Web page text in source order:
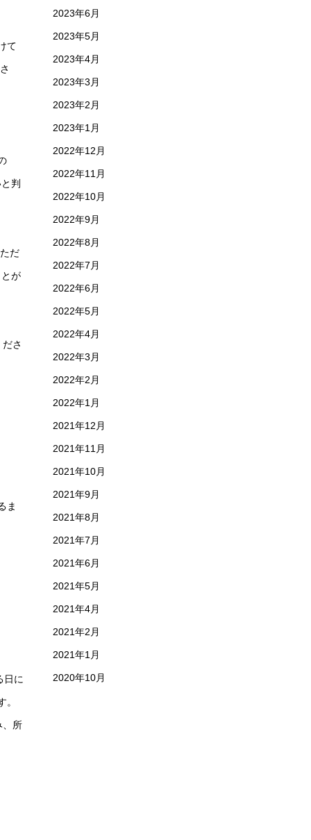
て
判
だ
が
さ
ま
日に
、所
2023年6月
2023年5月
2023年4月
2023年3月
2023年2月
2023年1月
2022年12月
2022年11月
2022年10月
2022年9月
2022年8月
2022年7月
2022年6月
2022年5月
2022年4月
2022年3月
2022年2月
2022年1月
2021年12月
2021年11月
2021年10月
2021年9月
2021年8月
2021年7月
2021年6月
2021年5月
2021年4月
2021年2月
2021年1月
2020年10月